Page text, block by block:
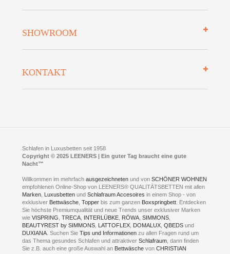
Finanzierung
Datenschutz
Preisgarantie
Presse
Jobs
SHOWROOM
Fotoalbum
Kontakt
KONTAKT
Neuer Showroom für unsere Onlineartikel.
Kontakt via:WhatsApp
Kontakt via:eMail
mögliche Zeiten für eine Showroom Terminreservierung
MO und DI geschlossen
MI - FR 11 bis 17 Uhr
SA 11 bis 15 Uhr
Schlafen in Luxusbetten seit 1958
Copyright © 2025 LEENERS | Ein guter Tag braucht eine gute
Nacht™
Willkommen im mehrfachausgezeichnetenund vonSCHÖNER WOHNEN
empfohlenen Online-Shop von LEENERS® QUALITÄTSBETTEN mit allen
Marken Luxusbetten undSchlafraum Accesoires in einem Shop - von
exklusiver Bettwäsche ,Topper bis zum ganzen Boxspringbett . Entdecken
Sie höchste Premiumqualität und neue Trends unser exklusiver Marken
wieVISPRING ,TRECA INTERLÜBKE RÖWA ,SIMMONS
BEAUTYREST by SIMMONS LATTOFLEX DOMALUX ,QBEDS und
DUXIANA . Suchen SieTips und Informationen zu allen Fragen rund um
das Thema gesundes Schlafen und attraktiverSchlafraum , dann finden
Sie z.B. auch eine große Auswahl an Bettwäsche vonCHRISTIAN